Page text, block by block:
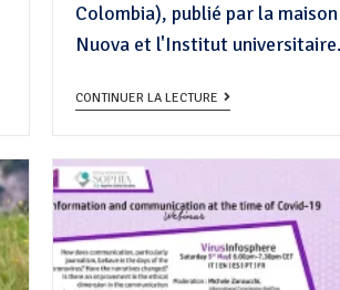
Colombia), publié par la
Nuova et l'Institut
CONTINUER LA LECTURE